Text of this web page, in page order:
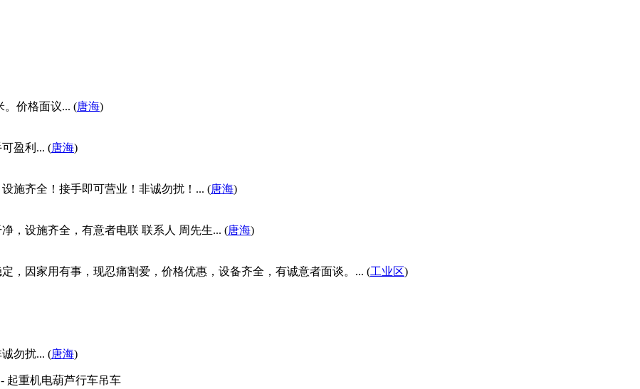
。价格面议... (唐海)
盈利... (唐海)
施齐全！接手即可营业！非诚勿扰！... (唐海)
，设施齐全，有意者电联 联系人 周先生... (唐海)
，因家用有事，现忍痛割爱，价格优惠，设备齐全，有诚意者面谈。... (工业区)
勿扰... (唐海)
- 起重机电葫芦行车吊车